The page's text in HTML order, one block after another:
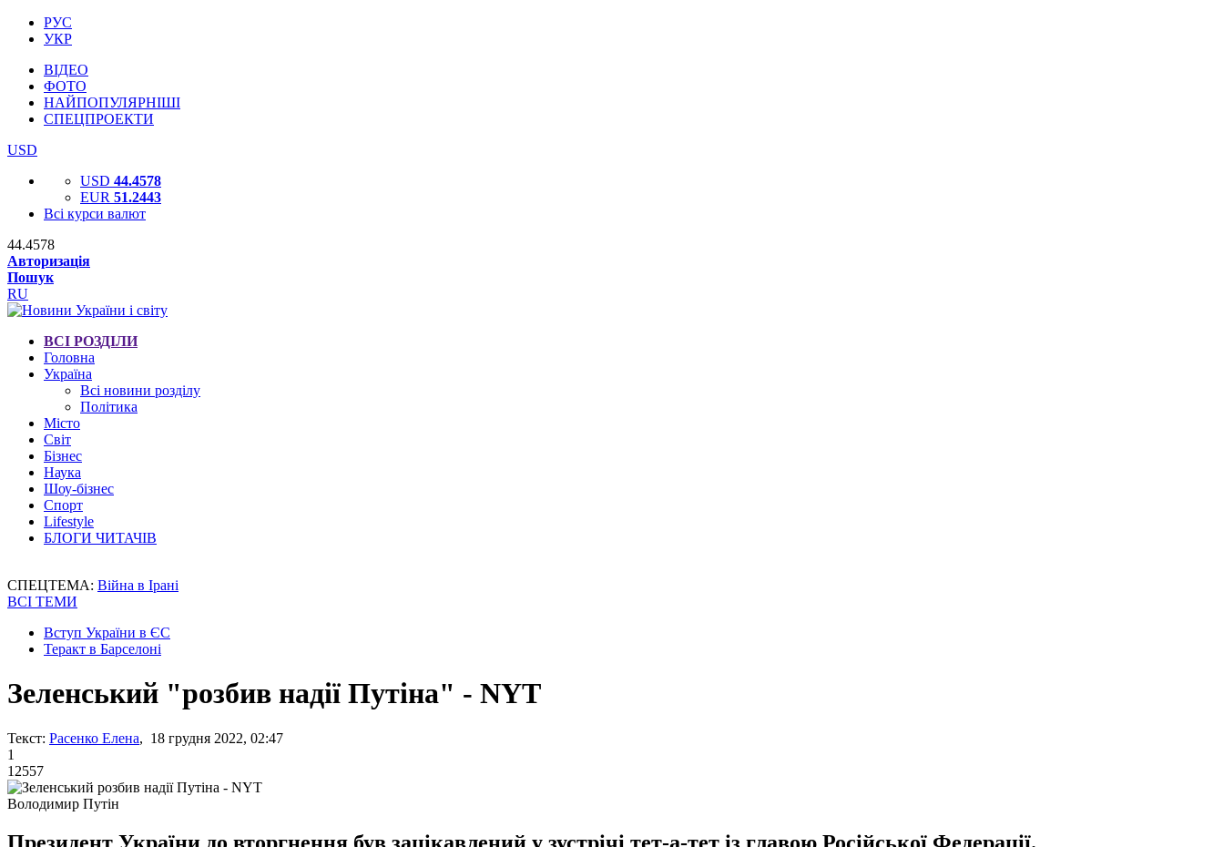
РУС
УКР
ВІДЕО
ФОТО
НАЙПОПУЛЯРНІШІ
СПЕЦПРОЕКТИ
USD
USD 44.4578
EUR 51.2443
Всі курси валют
44.4578
Авторизація
Пошук
RU
ВСІ РОЗДІЛИ
Головна
Україна
Всі новини розділу
Політика
Місто
Світ
Бізнес
Наука
Шоу-бізнес
Спорт
Lifestyle
БЛОГИ ЧИТАЧІВ
СПЕЦТЕМА: Війна в Ірані
ВСІ ТЕМИ
Вступ України в ЄС
Теракт в Барселоні
Зеленський "розбив надії Путіна" - NYT
Текст: Расенко Елена, 18 грудня 2022, 02:47
1
12557
Володимир Путін
Президент України до вторгнення був зацікавлений у зустрічі тет-а-тет із главою Російської Федерації.